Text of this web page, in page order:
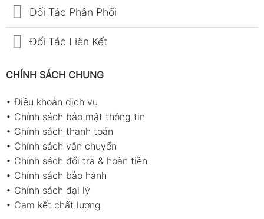
Đối Tác Phân Phối
Đối Tác Liên Kết
CHÍNH SÁCH CHUNG
•Điều khoản dịch vụ
• Chính sách bảo mật thông tin
• Chính sách thanh toán
• Chính sách vận chuyển
• Chính sách đổi trả & hoàn tiền
• Chính sách bảo hành
• Chính sách đại lý
• Cam kết chất lượng